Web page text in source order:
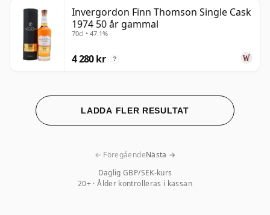
Invergordon Finn Thomson Single Cask
1974 50 år gammal
70cl • 47.1%
4 280 kr ?
LADDA FLER RESULTAT
Daglig GBP/SEK-kurs
20+ · Ålder kontrolleras i kassan
← FöregåendeNästa →